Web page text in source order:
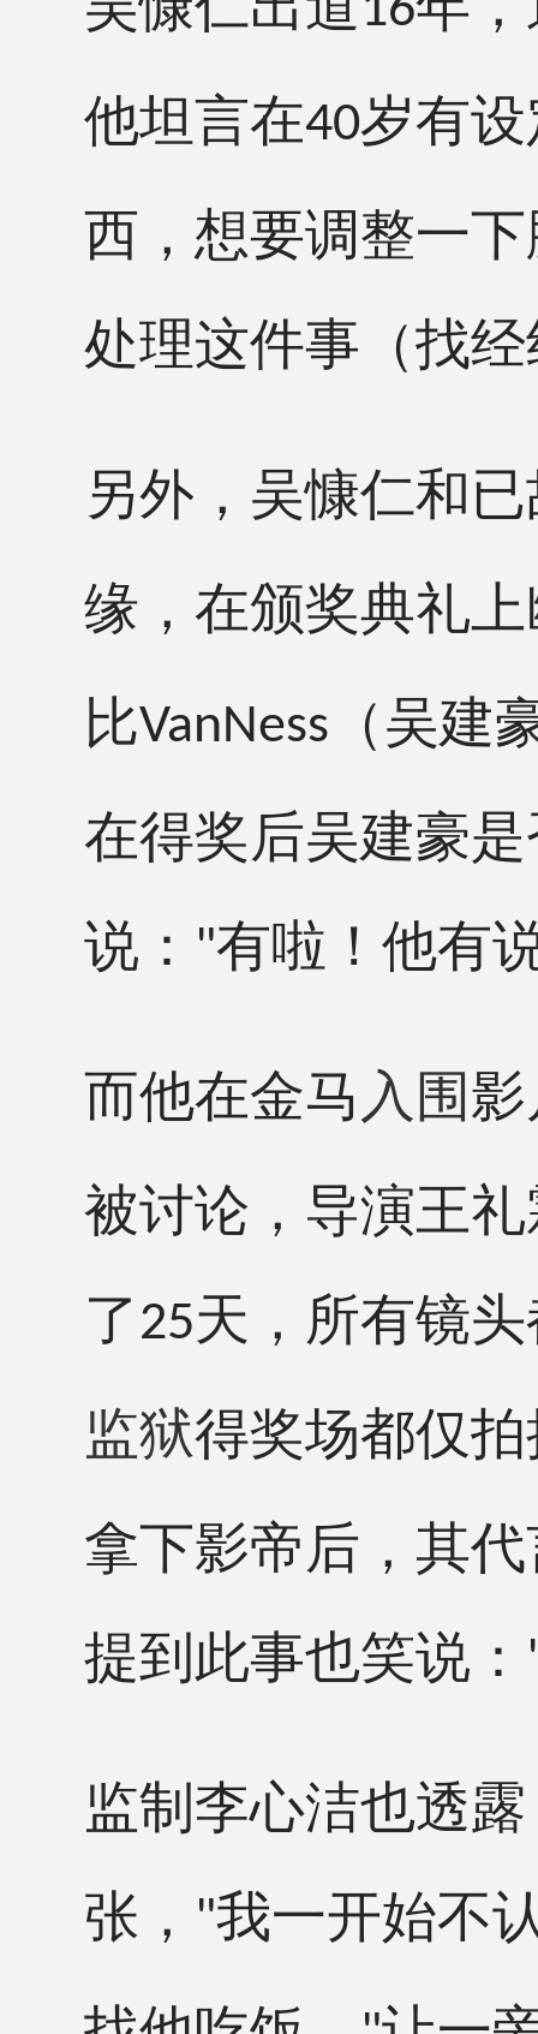
16
他坦言在40岁有
西，想要调整一
处理这件事（找
另外，吴慷仁和
缘，在颁奖典礼
比VanNess （吴建
在得奖后吴建豪
说： "有啦！他有
而他在金马 入围
被讨论，导演王
了 25天，所有镜
监狱得奖场都仅
拿下影帝后，其
提到此事也笑说：
监制李心洁也透
张， "我一开始不